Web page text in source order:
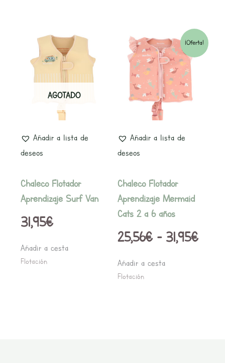
AGOTADO
Añadir a lista de
deseos
Chaleco Flotador
Aprendizaje Surf Van
31,95€
Añadir a cesta
Este
producto
tiene
múltiples
variantes.
producto
Flotación
¡Oferta!
Añadir a lista de
deseos
Chaleco Flotador
Aprendizaje Mermaid
Cats 2 a 6 años
25,56€ - 31,95€
Añadir a cesta
Este
producto
tiene
múltiples
variantes.
de
Flotación